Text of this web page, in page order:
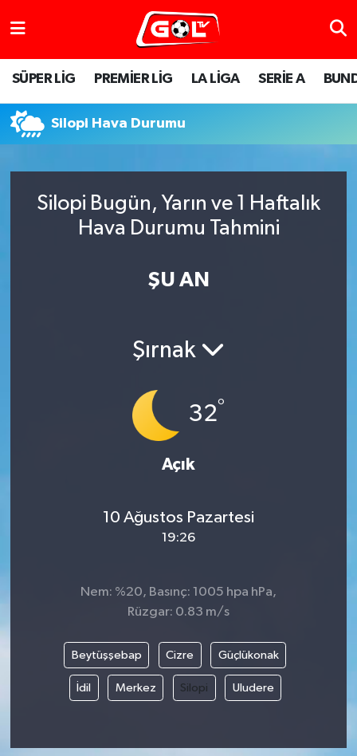
SÜPER LİG PREMİER LİG LA LİGA SERİE A
Silopi Hava Durumu
Silopi Bugün, Yarın ve 1 Haftalık
Hava Durumu Tahmini
ŞU AN
Şırnak
32°
Açık
10 Ağustos Pazartesi
19:26
Nem: %20, Basınç: 1005 hpa hPa,
Rüzgar: 0.83 m/s
Beytüşşebap Cizre Güçlükonak
İdil Merkez Silopi Uludere